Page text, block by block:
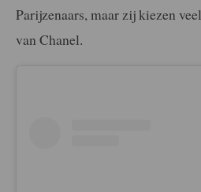
Parijzenaars, maar zij kiezen
van Chanel.